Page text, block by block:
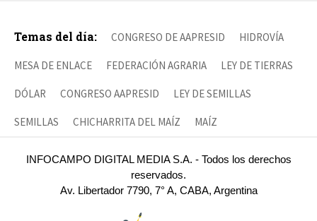
Temas del día: CONGRESO DE AAPRESID HIDROVÍA
MESA DE ENLACE FEDERACIÓN AGRARIA LEY DE TIERRAS
DÓLAR CONGRESO AAPRESID LEY DE SEMILLAS
SEMILLAS CHICHARRITA DEL MAÍZ MAÍZ
INFOCAMPO DIGITAL MEDIA S.A. - Todos los derechos
reservados.
Av. Libertador 7790, 7° A, CABA, Argentina